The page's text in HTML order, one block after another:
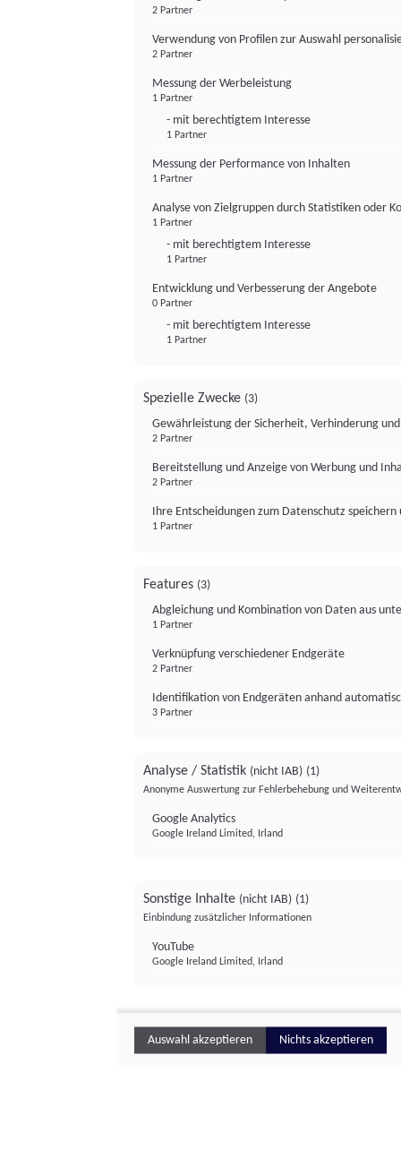
2 Partner
Verwendung von Profilen zur Auswahl
2 Partner
Messung der Werbeleistung
1 Partner
- mit berechtigtem Interesse
1 Partner
Messung der Performance von Inhalten
1 Partner
Analyse von Zielgruppen durch Statistiken oder
1 Partner
- mit berechtigtem Interesse
1 Partner
Entwicklung und Verbesserung der Angebote
0 Partner
- mit berechtigtem Interesse
1 Partner
Spezielle Zwecke (3)
Gewährleistung der Sicherheit, Verhinderung
2 Partner
Bereitstellung und Anzeige von Werbung und
2 Partner
Ihre Entscheidungen zum Datenschutz
1 Partner
Features (3)
Abgleichung und Kombination von Daten aus
1 Partner
Verknüpfung verschiedener Endgeräte
2 Partner
Identifikation von Endgeräten anhand
3 Partner
Analyse / Statistik (nicht IAB) (1)
Anonyme Auswertung zur Fehlerbehebung und
Google Analytics
Google Ireland Limited, Irland
Sonstige Inhalte (nicht IAB) (1)
Einbindung zusätzlicher Informationen
YouTube
Google Ireland Limited, Irland
Auswahl akzeptieren Nichts akzeptieren